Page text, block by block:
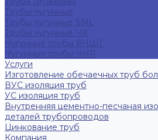
Трубы чугунные
Трубы чугунные SML
Трубы чугунные ЧК
Чугунные трубы ВЧШГ
Чугунные трубы ЧНР
Услуги
Изготовление обечаечных труб
ВУС изоляция труб
УС изоляция труб
Внутренняя цементно-песчаная
деталей трубопроводов
Цинкование труб
Компания